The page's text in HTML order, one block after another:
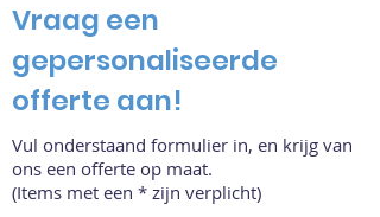
Vraag een
gepersonaliseerde
offerte aan!
Vul onderstaand formulier in, en krijg van
ons een offerte op maat.
(Items met een * zijn verplicht)